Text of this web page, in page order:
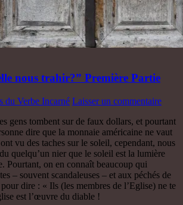
nous trahir?” Première Partie
du Verbe Incarné Laisser un commentaire
gens tombent sur de faux dollars, et pourtant
dire que la monnaie américaine ne vaut
vu des taches sur le soleil, cependant, nous
quelqu’un nier que le soleil est la lumière
Pourtant, on en connaît beaucoup qui
– souvent scandaleuses – et aux péchés de
dire : « Ils (les membres de l’Eglise) ne te
est l’œuvre du diable !